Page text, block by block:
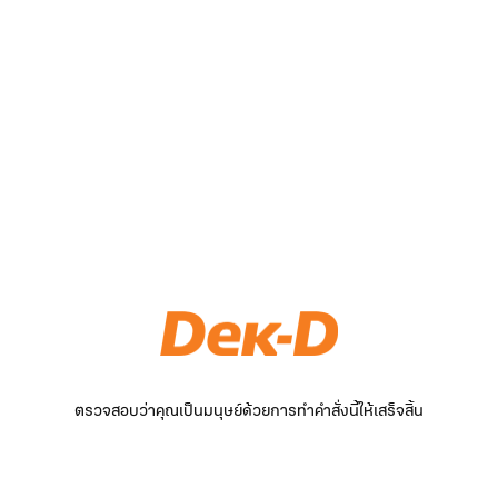
ตรวจสอบว่าคุณเป็นมนุษย์ด้วยการทำคำสั่งนี้ให้เสร็จสิ้น